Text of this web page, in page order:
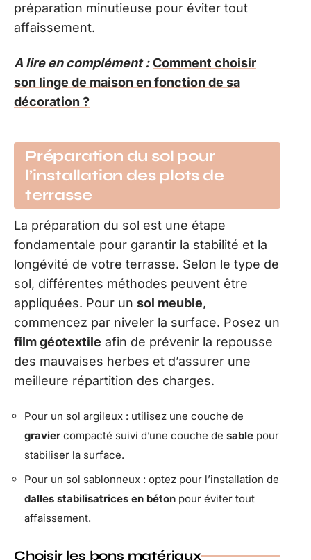
préparation minutieuse pour éviter tout
affaissement.
A lire en complément : Comment choisir
son linge de maison en fonction de sa
décoration ?
Préparation du sol pour
l’installation des plots de
terrasse
La préparation du sol est une étape
fondamentale pour garantir la stabilité et la
longévité de votre terrasse. Selon le type de
sol, différentes méthodes peuvent être
appliquées. Pour un sol meuble,
commencez par niveler la surface. Posez un
film géotextile afin de prévenir la repousse
des mauvaises herbes et d’assurer une
meilleure répartition des charges.
Pour un sol argileux : utilisez une couche de
gravier compacté suivi d’une couche de sable pour
stabiliser la surface.
Pour un sol sablonneux : optez pour l’installation de
dalles stabilisatrices en béton pour éviter tout
affaissement.
Choisir les bons matériaux